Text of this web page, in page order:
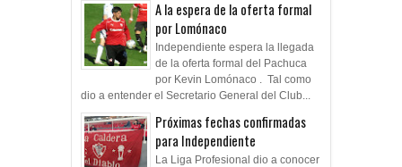
A la espera de la oferta formal
por Lomónaco
Independiente espera la llegada
de la oferta formal del Pachuca
por Kevin Lomónaco . Tal como
dio a entender el Secretario General del Club...
Próximas fechas confirmadas
para Independiente
La Liga Profesional dio a conocer